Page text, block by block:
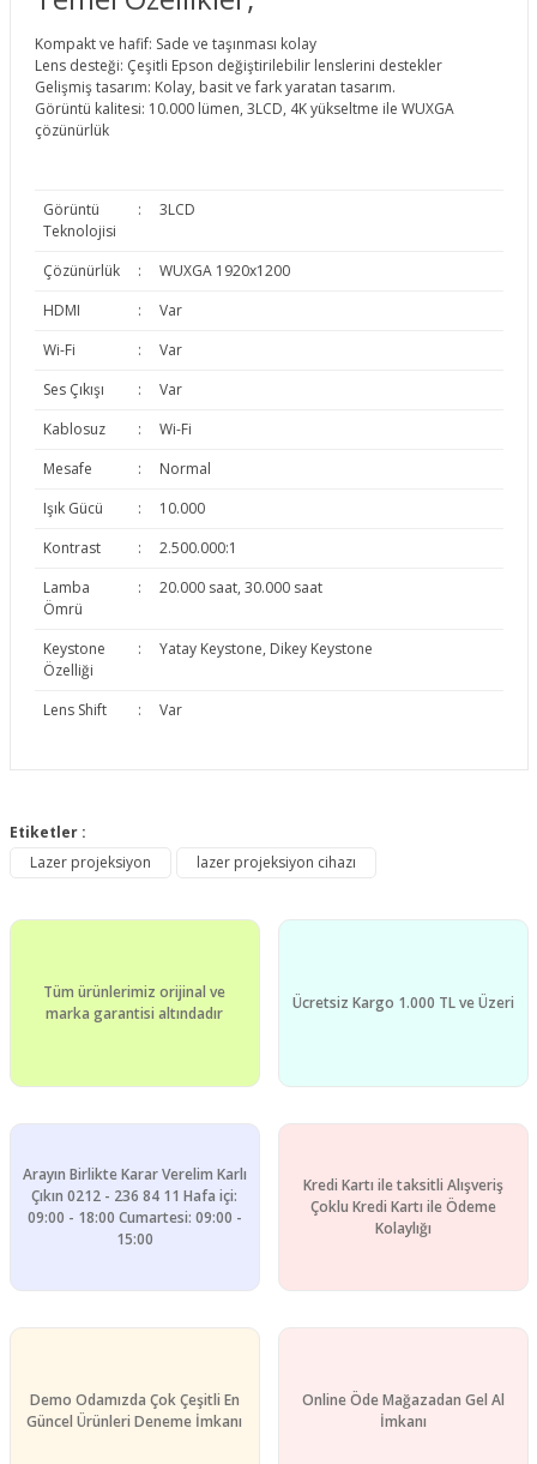
Kompakt ve hafif: Sade ve taşınması kolay
Lens desteği: Çeşitli Epson değiştirilebilir lenslerini destekler
Gelişmiş tasarım: Kolay, basit ve fark yaratan tasarım.
Görüntü kalitesi: 10.000 lümen, 3LCD, 4K yükseltme ile WUXGA
çözünürlük
Görüntü
Teknolojisi
: 3LCD
Çözünürlük :
WUXGA 1920x1200
HDMI
:
Var
Wi-Fi
:
Var
Ses Çıkışı
:
Var
Kablosuz
:
Wi-Fi
Mesafe
:
Normal
Işık Gücü
:
10.000
Kontrast
:
2.500.000:1
Lamba
Ömrü
: 20.000 saat, 30.000 saat
Keystone
Özelliği
: Yatay Keystone, Dikey Keystone
Lens Shift : Var
konularda yetersiz gördüğünüz noktaları öneri formunu
Görüş ve önerileriniz için teşekkür ederiz.
Ürün resmi kalitesiz, bozuk veya görüntülenemiyor.
Ürün bilgilerinde hatalar bulunuyor.
Etiketler :
Lazer projeksiyon
lazer projeksiyon cihazı
Tüm ürünlerimiz orijinal ve
marka garantisi altındadır
Ücretsiz Kargo 1.000 TL ve Üzeri
Arayın Birlikte Karar Verelim Karlı
Çıkın 0212 - 236 84 11 Hafa içi:
09:00 - 18:00 Cumartesi: 09:00 -
15:00
Kredi Kartı ile taksitli Alışveriş
Çoklu Kredi Kartı ile Ödeme
Kolaylığı
Demo Odamızda Çok Çeşitli En
Güncel Ürünleri Deneme İmkanı
Online Öde Mağazadan Gel Al
İmkanı